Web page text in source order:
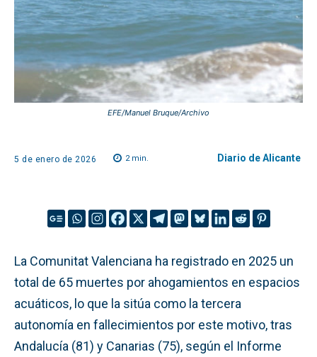
EFE/Manuel Bruque/Archivo
5 de enero de 2026 2min. Diario de Alicante
La Comunitat Valenciana ha registrado en 2025 un
total de 65 muertes por ahogamientos en espacios
acuáticos, lo que la sitúa como la tercera
autonomía en fallecimientos por este motivo, tras
Andalucía (81) y Canarias (75), según el Informe